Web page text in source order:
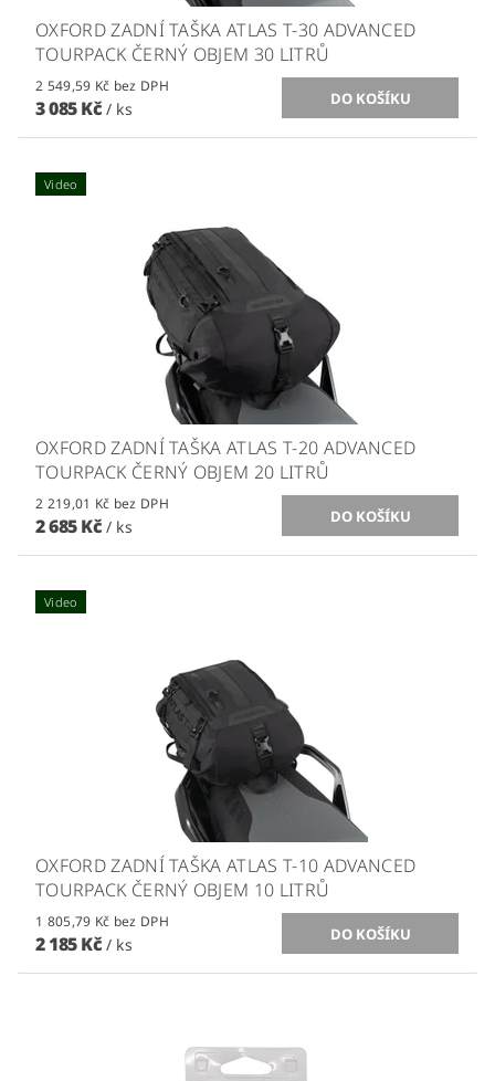
OXFORD ZADNÍ TAŠKA ATLAS T-30 ADVANCED
TOURPACK ČERNÝ OBJEM 30 LITRŮ
2 549,59 Kč bez DPH
3 085 Kč / ks
Video
OXFORD ZADNÍ TAŠKA ATLAS T-20 ADVANCED
TOURPACK ČERNÝ OBJEM 20 LITRŮ
2 219,01 Kč bez DPH
2 685 Kč / ks
Video
OXFORD ZADNÍ TAŠKA ATLAS T-10 ADVANCED
TOURPACK ČERNÝ OBJEM 10 LITRŮ
1 805,79 Kč bez DPH
2 185 Kč / ks